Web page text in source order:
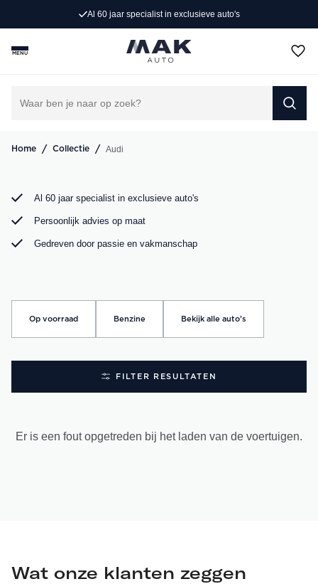
jaar specialist in exclusieve auto's
MENU
Home / Collectie / Audi
Op zoek naar een exclusieve Audi occasion? Bij MAK
Auto vind je een zorgvuldig geselecteerd aanbod, van de
sportieve Audi A3 tot de krachtige Audi RS6. Bekijk ons
Al 60 jaar specialist in exclusieve auto's
Persoonlijk advies op maat
Gedreven door passie en vakmanschap
Op voorraad Benzine Bekijk alle auto's
FILTER RESULTATEN
Er is een fout opgetreden bij het laden van de voertuigen.
Wat onze klanten zeggen